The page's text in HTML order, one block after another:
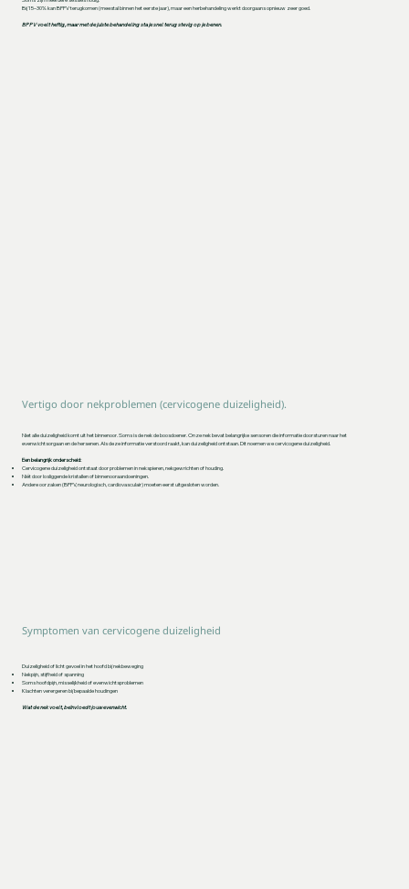
Bij 15–30% kan BPPV terugkomen (meestal binnen het eerste jaar), maar een herbehandeling werkt doorgaans opnieuw zeer goed.
BPPV voelt heftig, maar met de juiste behandeling sta je snel terug stevig op je benen.
Vertigo door nekproblemen (cervicogene duizeligheid).
Niet alle duizeligheid komt uit het binnenoor. Soms is de nek de boosdoener. Onze nek bevat belangrijke sensoren die informatie doorsturen naar het
evenwichtsorgaan en de hersenen. Als deze informatie verstoord raakt, kan duizeligheid ontstaan. Dit noemen we cervicogene duizeligheid.
Een belangrijk onderscheid:
Cervicogene duizeligheid ontstaat door problemen in nekspieren, nekgewrichten of houding.
Niét door losliggende kristallen of binnenooraandoeningen.
Andere oorzaken (BPPV, neurologisch, cardiovasculair) moeten eerst uitgesloten worden.
Symptomen van cervicogene duizeligheid
Duizeligheid of licht gevoel in het hoofd bij nekbeweging
Nekpijn, stijfheid of spanning
Soms hoofdpijn, misselijkheid of evenwichtsproblemen
Klachten verergeren bij bepaalde houdingen
Wat de nek voelt, beïnvloedt jouw evenwicht.